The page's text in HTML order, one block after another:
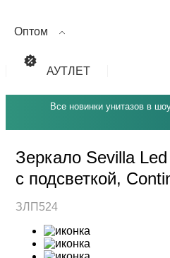
Оптом
АУТЛЕТ
Все новинки унитазов в
Зеркало Sevilla
с подсветкой,
ЗЛП524